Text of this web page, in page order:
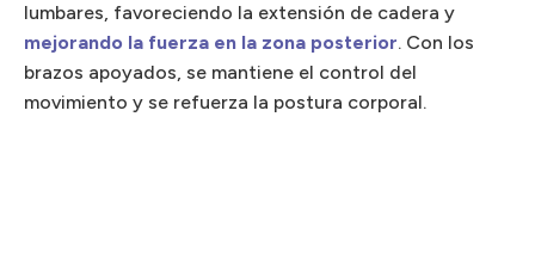
lumbares, favoreciendo la extensión de cadera y
mejorando la fuerza en la zona posterior. Con los
brazos apoyados, se mantiene el control del
movimiento y se refuerza la postura corporal.